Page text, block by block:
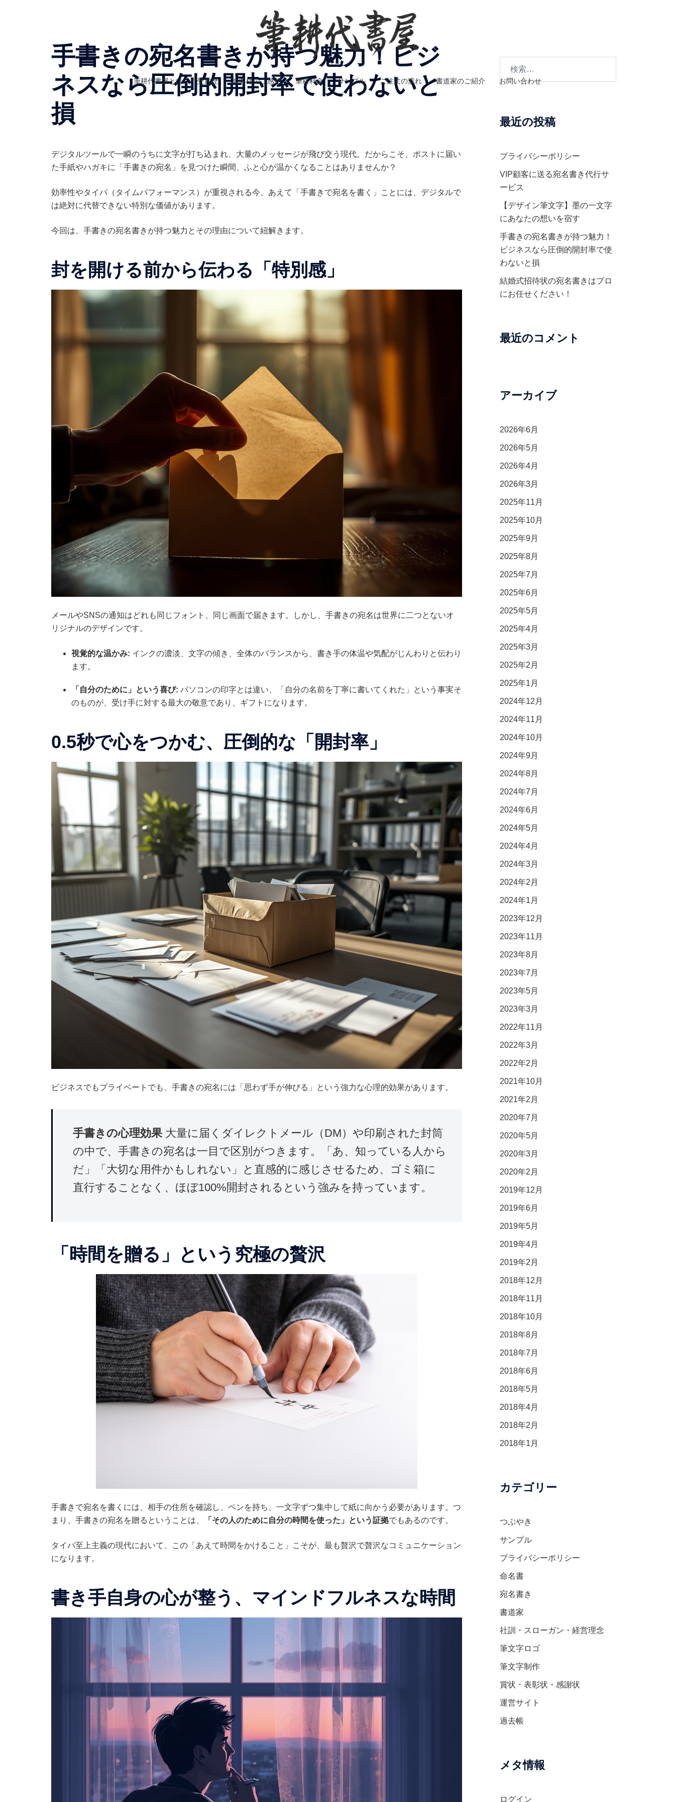
筆耕代書屋とは 受賞歴 お客様のご感想 筆耕料金 サンプル ご注文の流れ 書道家のご紹介 お問い合わせ
手書きの宛名書きが持つ魅力！ビジ
ネスなら圧倒的開封率で使わないと
損
デジタルツールで一瞬のうちに文字が打ち込まれ、大量のメッセージが飛び交う現代。だからこそ、ポストに届い
た手紙やハガキに「手書きの宛名」を見つけた瞬間、ふと心が温かくなることはありませんか？
効率性やタイパ（タイムパフォーマンス）が重視される今、あえて「手書きで宛名を書く」ことには、デジタルで
は絶対に代替できない特別な価値があります。
今回は、手書きの宛名書きが持つ魅力とその理由について紐解きます。
封を開ける前から伝わる「特別感」
メールやSNSの通知はどれも同じフォント、同じ画面で届きます。しかし、手書きの宛名は世界に二つとないオ
リジナルのデザインです。
視覚的な温かみ: インクの濃淡、文字の傾き、全体のバランスから、書き手の体温や気配がじんわりと伝わり
ます。
「自分のために」という喜び: パソコンの印字とは違い、「自分の名前を丁寧に書いてくれた」という事実そ
のものが、受け手に対する最大の敬意であり、ギフトになります。
0.5秒で心をつかむ、圧倒的な「開封率」
ビジネスでもプライベートでも、手書きの宛名には「思わず手が伸びる」という強力な心理的効果があります。
手書きの心理効果 大量に届くダイレクトメール（DM）や印刷された封筒
の中で、手書きの宛名は一目で区別がつきます。「あ、知っている人から
だ」「大切な用件かもしれない」と直感的に感じさせるため、ゴミ箱に
直行することなく、ほぼ100%開封されるという強みを持っています。
「時間を贈る」という究極の贅沢
手書きで宛名を書くには、相手の住所を確認し、ペンを持ち、一文字ずつ集中して紙に向かう必要があります。つ
まり、手書きの宛名を贈るということは、
「その人のために自分の時間を使った」という証拠でもあるのです。
タイパ至上主義の現代において、この「あえて時間をかけること」こそが、最も贅沢で贅沢なコミュニケーション
になります。
書き手自身の心が整う、マインドフルネスな時間
最近の投稿
プライバシーポリシー
VIP顧客に送る宛名書き代行サ
ービス
【デザイン筆文字】墨の一文字
にあなたの想いを宿す
手書きの宛名書きが持つ魅力！
ビジネスなら圧倒的開封率で使
わないと損
結婚式招待状の宛名書きはプロ
にお任せください！
最近のコメント
アーカイブ
2026年6月
2026年5月
2026年4月
2026年3月
2025年11月
2025年10月
2025年9月
2025年8月
2025年7月
2025年6月
2025年5月
2025年4月
2025年3月
2025年2月
2025年1月
2024年12月
2024年11月
2024年10月
2024年9月
2024年8月
2024年7月
2024年6月
2024年5月
2024年4月
2024年3月
2024年2月
2024年1月
2023年12月
2023年11月
2023年8月
2023年7月
2023年5月
2023年3月
2022年11月
2022年3月
2022年2月
2021年10月
2021年2月
2020年7月
2020年5月
2020年3月
2020年2月
2019年12月
2019年6月
2019年5月
2019年4月
2019年2月
2018年12月
2018年11月
2018年10月
2018年8月
2018年7月
2018年6月
2018年5月
2018年4月
2018年2月
2018年1月
カテゴリー
つぶやき
サンプル
プライバシーポリシー
命名書
宛名書き
書道家
社訓・スローガン・経営理念
筆文字ロゴ
筆文字制作
賞状・表彰状・感謝状
運営サイト
過去帳
メタ情報
ログイン